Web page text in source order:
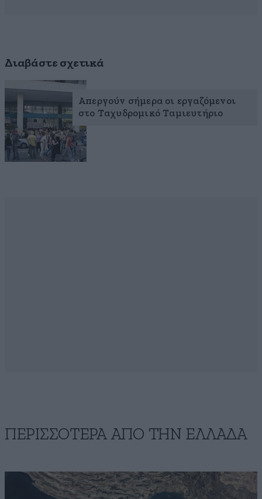
Διαβάστε σχετικά
Απεργούν σήμερα οι εργαζόμενοι
στο Ταχυδρομικό Ταμιευτήριο
ΠΕΡΙΣΣΟΤΕΡΑ ΑΠΟ ΤΗΝ ΕΛΛΑΔΑ